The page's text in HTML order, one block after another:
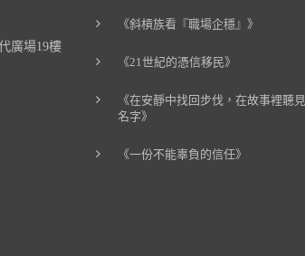
廣場19樓
《斜槓族看『職場企穩』》
《21世紀的憑信移民》
《在安靜中找回步伐，在故事裡聽見
名字》
《一份不能辜負的信任》